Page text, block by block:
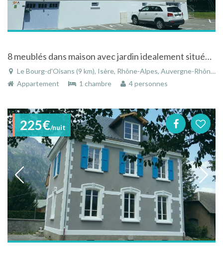
8 meublés dans maison avec jardin idealement située pour le cyclisme et le ski
Le Bourg-d'Oisans (9 km), Isère, Rhône-Alpes, Auvergne-Rhône-Alpes, France
Appartement
1 chambre 4 personnes
225€/nuit